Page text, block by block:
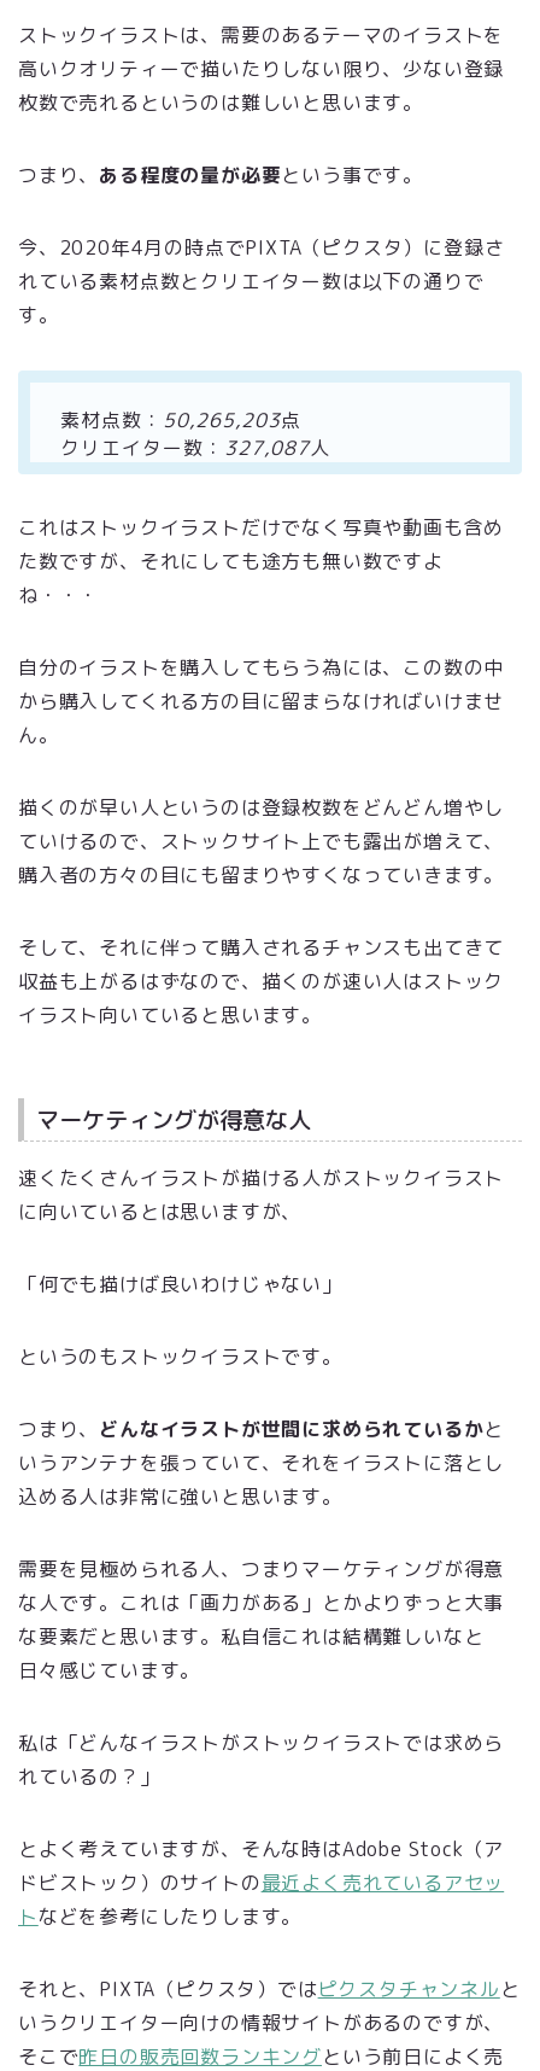
ストックイラストは、需要のあるテーマのイラストを
高いクオリティーで描いたりしない限り、少ない登録
枚数で売れるというのは難しいと思います。
つまり、 ある程度の量が必要という事です。
今、2020年4月の時点でPIXTA（ピクスタ）に登録さ
れている素材点数とクリエイター数は以下の通りで
す。
素材点数： 50,265,203点
クリエイター数： 327,087人
これはストックイラストだけでなく写真や動画も含め
た数ですが、それにしても途方も無い数ですよ
ね・・・
自分のイラストを購入してもらう為には、この数の中
から購入してくれる方の目に留まらなければいけませ
ん。
描くのが早い人というのは登録枚数をどんどん増やし
ていけるので、ストックサイト上でも露出が増えて、
購入者の方々の目にも留まりやすくなっていきます。
そして、それに伴って購入されるチャンスも出てきて
収益も上がるはずなので、描くのが速い人はストック
イラスト向いていると思います。
マーケティングが得意な人
速くたくさんイラストが描ける人がストックイラスト
に向いているとは思いますが、
「何でも描けば良いわけじゃない」
というのもストックイラストです。
つまり、 どんなイラストが世間に求められているかと
いうアンテナを張っていて、それをイラストに落とし
込める人は非常に強いと思います。
需要を見極められる人、つまりマーケティングが得意
な人です。これは「画力がある」とかよりずっと大事
な要素だと思います。私自信これは結構難しいなと
日々感じています。
私は「どんなイラストがストックイラストでは求めら
れているの？」
とよく考えていますが、そんな時はAdobe Stock（ア
ドビストック）のサイトの最近よく売れているアセッ
トなどを参考にしたりします。
それと、PIXTA（ピクスタ）ではピクスタチャンネルと
いうクリエイター向けの情報サイトがあるのですが、
そこで昨日の販売回数ランキングという前日によく売